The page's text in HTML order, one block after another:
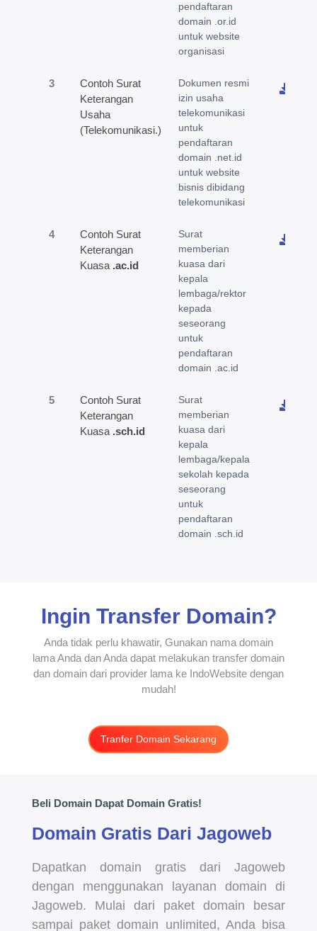
pendaftaran
domain .or.id
untuk website
organisasi
3
Contoh Surat
Keterangan
Usaha
(Telekomunikasi.)
Dokumen resmi
izin usaha
telekomunikasi
untuk
pendaftaran
domain .net.id
untuk website
bisnis dibidang
telekomunikasi
4
Contoh Surat
Keterangan
Kuasa .ac.id
Surat
memberian
kuasa dari
kepala
lembaga/rektor
kepada
seseorang
untuk
pendaftaran
domain .ac.id
5
Contoh Surat
Keterangan
Kuasa .sch.id
Surat
memberian
kuasa dari
kepala
lembaga/kepala
sekolah kepada
seseorang
untuk
pendaftaran
domain .sch.id
Ingin Transfer Domain?
Anda tidak perlu khawatir, Gunakan nama domain
lama Anda dan Anda dapat melakukan transfer domain
dan domain dari provider lama ke IndoWebsite dengan
mudah!
Tranfer Domain Sekarang
Beli Domain Dapat Domain Gratis!
Domain Gratis Dari Jagoweb
Dapatkan domain gratis dari Jagoweb
dengan menggunakan layanan domain di
Jagoweb. Mulai dari paket domain besar
sampai paket domain unlimited, Anda bisa